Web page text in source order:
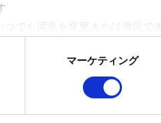
でも同意を変更または撤回でき
のCookieは、ウェブサイトの
します。また、ソーシャルメデ
マーケティング